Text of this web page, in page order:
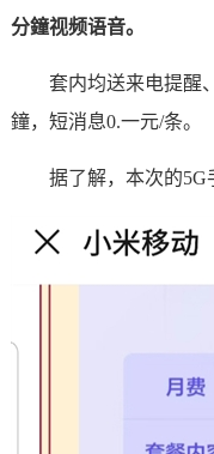
分鐘视频语音。
套内均送来电提醒
鐘，短消息0.一元/条。
据了解，本次的5G